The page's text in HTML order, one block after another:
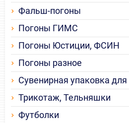
Фальш-погоны
Погоны ГИМС
Погоны Юстиции, ФСИН
Погоны разное
Сувенирная упаковка для
Трикотаж, Тельняшки
Футболки